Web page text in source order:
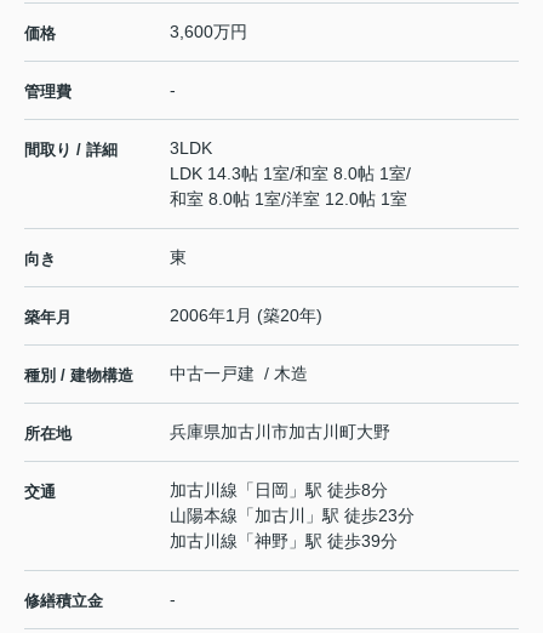
価格 3,600万円
管理費 -
間取り / 詳細
3LDK
LDK 14.3帖 1室/和室 8.0帖 1室/
和室 8.0帖 1室/洋室 12.0帖 1室
向き 東
築年月 2006年1月 (築20年)
種別 / 建物構造 中古一戸建 / 木造
所在地 兵庫県加古川市加古川町大野
交通 加古川線 「 日岡 」駅 徒歩8分
山陽本線 「加古川
」駅 徒歩23分
加古川線 「神野 」駅 徒歩39分
修繕積立金 -